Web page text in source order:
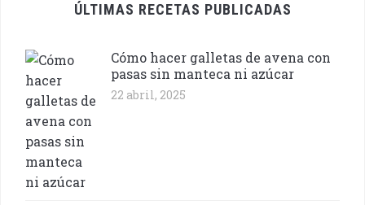
ÚLTIMAS RECETAS PUBLICADAS
Cómo hacer galletas de avena con
pasas sin manteca ni azúcar
22 abril, 2025